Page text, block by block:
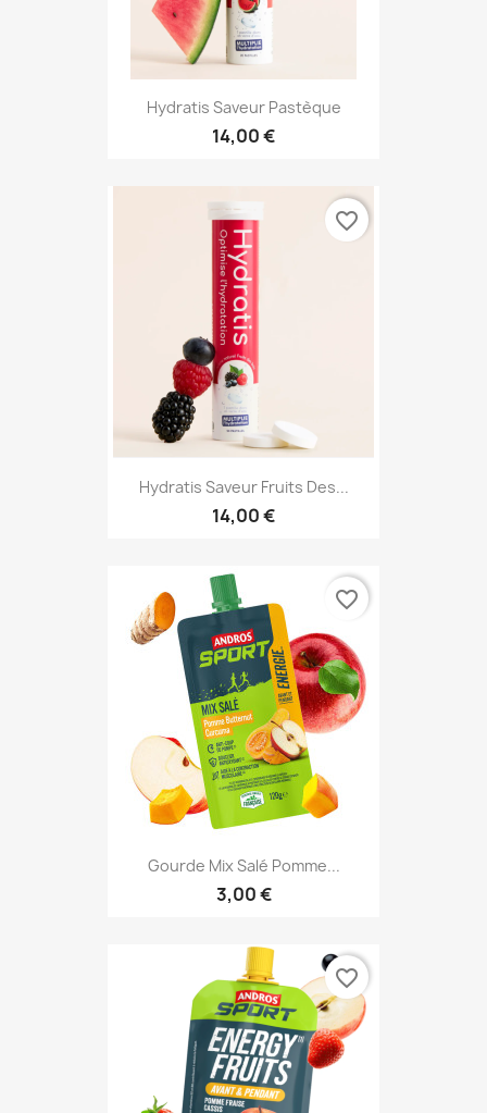
Hydratis Saveur Pastèque
14,00 €
Hydratis Saveur Fruits Des...
14,00 €
favorite_border
Gourde Mix Salé Pomme...
3,00 €
favorite_border
favorite_border